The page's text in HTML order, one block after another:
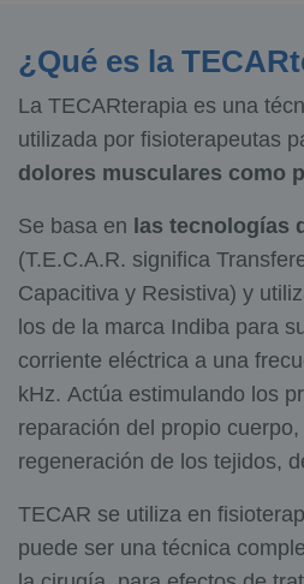
¿Qué es la
La TECARterapia es una
utilizada por fisioterapeutas
dolores musculares como
Se basa en las tecnologías
(T.E.C.A.R. significa
Capacitiva y Resistiva) y
los de la marca Indiba para
corriente eléctrica a una
kHz. Actúa estimulando los
reparación del propio
regeneración de los tejidos,
TECAR se utiliza en
puede ser una técnica